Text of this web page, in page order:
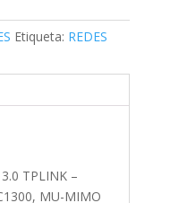
Etiqueta: REDES
TPLINK –
MU-MIMO